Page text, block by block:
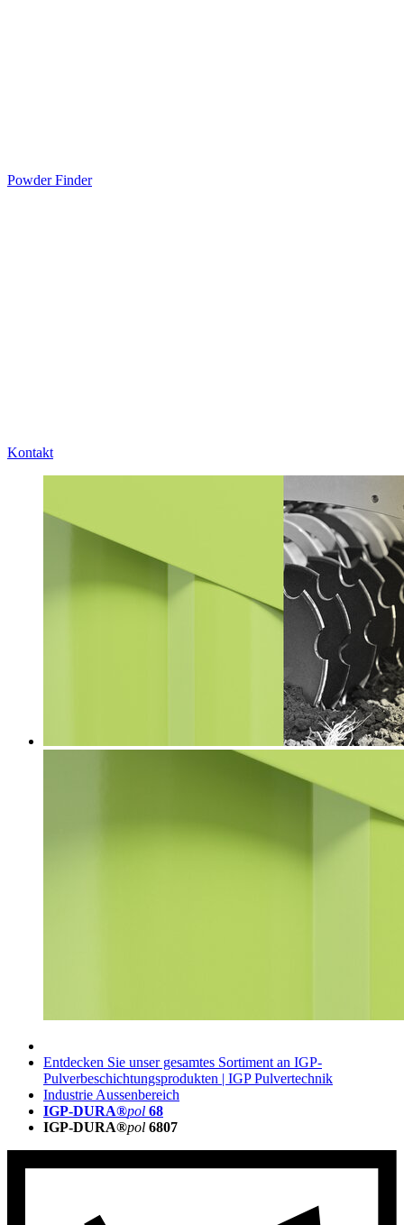
Powder Finder
Kontakt
Entdecken Sie unser gesamtes Sortiment an IGP-
Pulverbeschichtungsprodukten | IGP Pulvertechnik
Industrie Aussenbereich
IGP-DURA®pol 68
IGP-DURA®pol 6807